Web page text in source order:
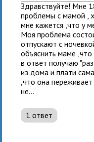
Здравствуйте! Мне
проблемы с мамой ,
мне кажется ,что у
Моя проблема
отпускают с
объяснить маме ,что
в ответ получаю
из дома и плати
,что она
не...
1 ответ